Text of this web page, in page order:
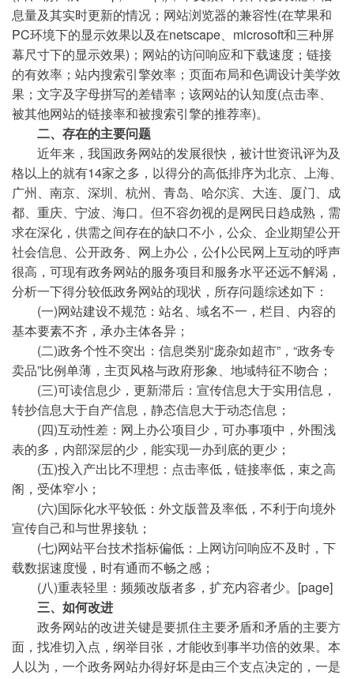
息量及其实时更新的情况；网站浏览器的兼容性(在苹果和
PC环境下的显示效果以及在netscape、microsoft和三种屏
幕尺寸下的显示效果)；网站的访问响应和下载速度；链接
的有效率；站内搜索引擎效率；页面布局和色调设计美学效
果；文字及字母拼写的差错率；该网站的认知度(点击率、
被其他网站的链接率和被搜索引擎的推荐率)。
二、存在的主要问题
近年来，我国政务网站的发展很快，被计世资讯评为及
格以上的就有14家之多，以得分的高低排序为北京、上海、
广州、南京、深圳、杭州、青岛、哈尔滨、大连、厦门、成
都、重庆、宁波、海口。但不容勿视的是网民日趋成熟，需
求在深化，供需之间存在的缺口不小，公众、企业期望公开
社会信息、公开政务、网上办公，公仆公民网上互动的呼声
很高，可现有政务网站的服务项目和服务水平还远不解渴，
分析一下得分较低政务网站的现状，所存问题综述如下：
(一)网站建设不规范：站名、域名不一，栏目、内容的
基本要素不齐，承办主体各异；
(二)政务个性不突出：信息类别“庞杂如超市”，“政务专
卖品”比例单薄，主页风格与政府形象、地域特征不吻合；
(三)可读信息少，更新滞后：宣传信息大于实用信息，
转抄信息大于自产信息，静态信息大于动态信息；
(四)互动性差：网上办公项目少，可办事项中，外围浅
表的多，内部深层的少，能实现一办到底的更少；
(五)投入产出比不理想：点击率低，链接率低，束之高
阁，受体窄小；
(六)国际化水平较低：外文版普及率低，不利于向境外
宣传自己和与世界接轨；
(七)网站平台技术指标偏低：上网访问响应不及时，下
载数据速度慢，时有通而不畅之感；
(八)重表轻里：频频改版者多，扩充内容者少。[page]
三、如何改进
政务网站的改进关键是要抓住主要矛盾和矛盾的主要方
面，找准切入点，纲举目张，才能收到事半功倍的效果。本
人以为，一个政务网站办得好坏是由三个支点决定的，一是